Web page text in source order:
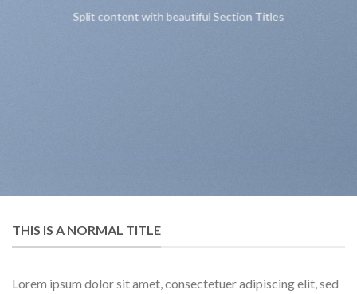
Split content with beautiful Section Titles
THIS IS A NORMAL TITLE
Lorem ipsum dolor sit amet, consectetuer adipiscing elit, sed